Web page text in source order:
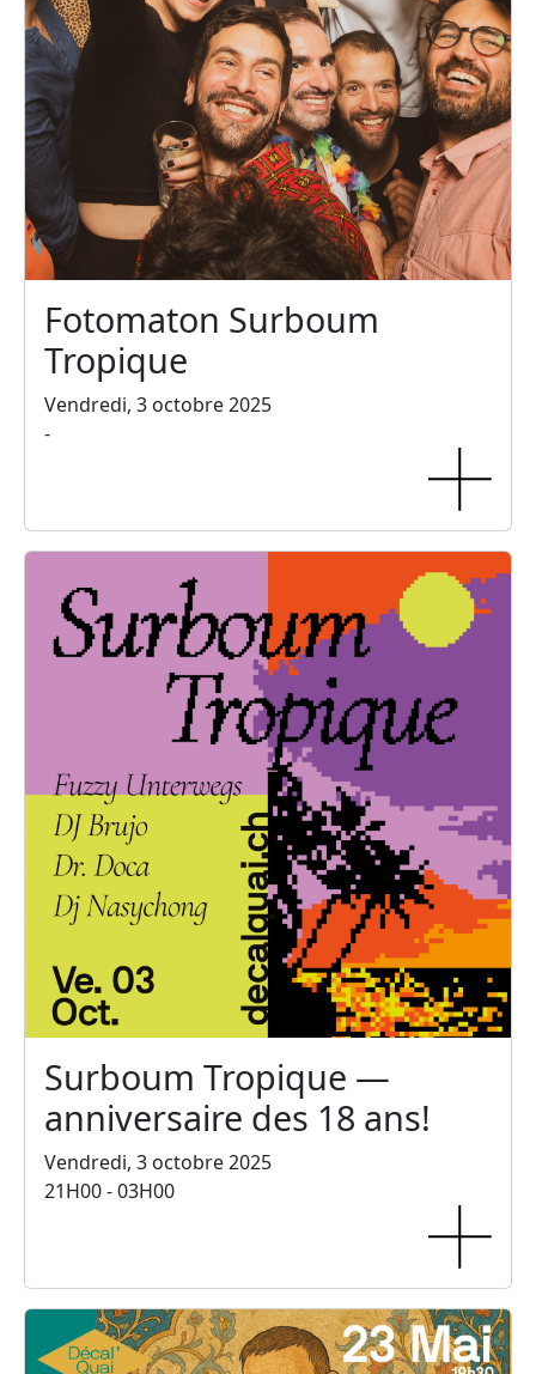
Fotomaton Surboum
Tropique
Vendredi, 3 octobre 2025
-
Surboum Tropique —
anniversaire des 18 ans!
Vendredi, 3 octobre 2025
21H00 - 03H00